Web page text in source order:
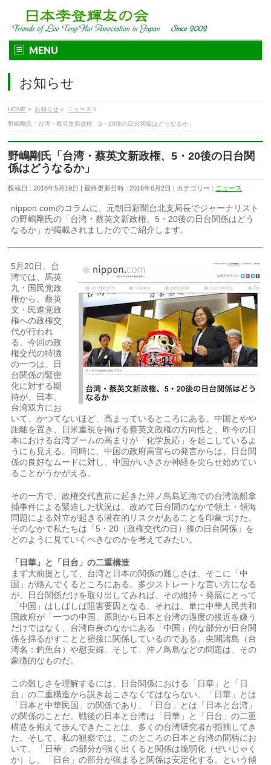
MENU
お知らせ
HOME » お知らせ » ニュース »
野嶋剛氏「台湾・蔡英文新政権、5・20後の日台関係はどうなるか」
野嶋剛氏「台湾・蔡英文新政権、5・20後の日台関
係はどうなるか」
投稿日 : 2016年5月19日 最終更新日時 : 2016年6月2日 カテゴリー : ニュース
nippon.comのコラムに、元朝日新聞台北支局長でジャーナリスト
の野嶋剛氏の「台湾・蔡英文新政権、5・20後の日台関係はどう
なるか」が掲載されましたのでご紹介します。
5月20日、台
湾では、馬英
九・国民党政
権から、蔡英
文・民進党政
権への政権交
代が行われ
る。今回の政
権交代の特徴
の一つは、日
台関係の緊密
化に対する期
待が、日本、
台湾双方にお
いて、かつてないほど、高まっているところにある。中国とやや
距離を置き、日米重視を掲げる蔡英文政権の方向性と、昨今の日
本における台湾ブームの高まりが「化学反応」を起こしているよ
うにも見える。同時に、中国の政府高官らの発言からは、日台関
係の良好なムードに対し、中国がいささか神経を尖らせ始めてい
ることがうかがえる。
その一方で、政権交代直前に起きた沖ノ鳥島近海での台湾漁船拿
捕事件による緊迫した状況は、改めて日台間のなかで領土・領海
問題による対立が起きる潜在的リスクがあることを印象づけた。
そのなかで私たちは「5・20（政権交代の日）後の日台関係」を
どのように見ていくべきなのかを考えてみたい。
「日華」と「日台」の二重構造
まず大前提として、台湾と日本の関係の難しさは、そこに「中
国」が絡んでくるところにある。多少ストレートな言い方になる
が、日台関係だけを取り出してみれば、その維持・発展にとって
「中国」はしばしば阻害要因となる。それは、単に中華人民共和
国政府が「一つの中国」原則から日本と台湾の過度の接近を嫌う
だけではなく、台湾自身のなかにある「中国」的な部分が日台関
係を揺るがすことと密接に関係しているのである。尖閣諸島（台
湾名：釣魚台）や慰安婦、そして、沖ノ鳥島などの問題は、その
象徴的なものだ。
この難しさを理解するには、日台関係における「日華」と「日
台」の二重構造から説き起こさなくてはならない。「日華」とは
「日本と中華民国」の関係であり、「日台」とは「日本と台湾」
の関係のことだ。戦後の日本と台湾は「日華」と「日台」の二重
構造を抱えて歩んできたことは、多くの台湾研究者が指摘してき
た。そして、私の観察では、このところの日本と台湾の間柄にお
いて、「日華」の部分が強く出くると関係は脆弱化（ぜいじゃく
か）し、「日台」の部分が強まると関係は安定化する、という傾